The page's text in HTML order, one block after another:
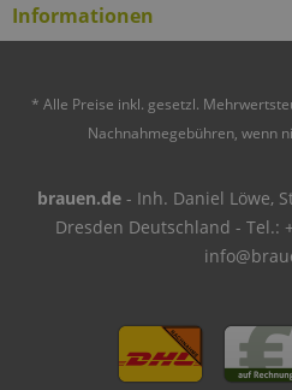
Informationen
* Alle Preise inkl. gesetzl.
Nachnahmegebühren, wenn
brauen.de- Inh. Daniel Löwe,
Dresden Deutschland - Tel.: